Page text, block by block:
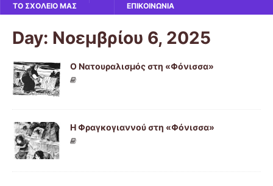
ΤΟ ΣΧΟΛΕΊΟ ΜΑΣ
ΕΠΙΚΟΙΝΩΝΙΑ
Day: Νοεμβρίου 6, 2025
Ο Νατουραλισμός στη «Φόνισσα»
Η Φραγκογιαννού στη «Φόνισσα»